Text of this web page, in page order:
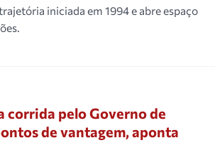
iniciada em 1994 e abre espaço
corrida pelo Governo de
de vantagem, aponta